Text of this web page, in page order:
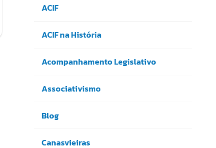
ACIF
ACIF na História
Acompanhamento Legislativo
Associativismo
Blog
Canasvieiras